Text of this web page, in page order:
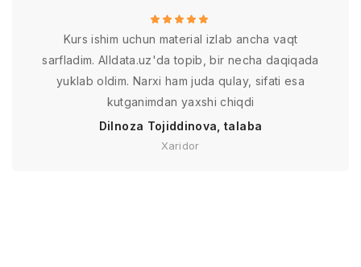
Kurs ishim uchun material izlab ancha vaqt
sarfladim. Alldata.uz'da topib, bir necha daqiqada
yuklab oldim. Narxi ham juda qulay, sifati esa
kutganimdan yaxshi chiqdi
Dilnoza Tojiddinova, talaba
Xaridor